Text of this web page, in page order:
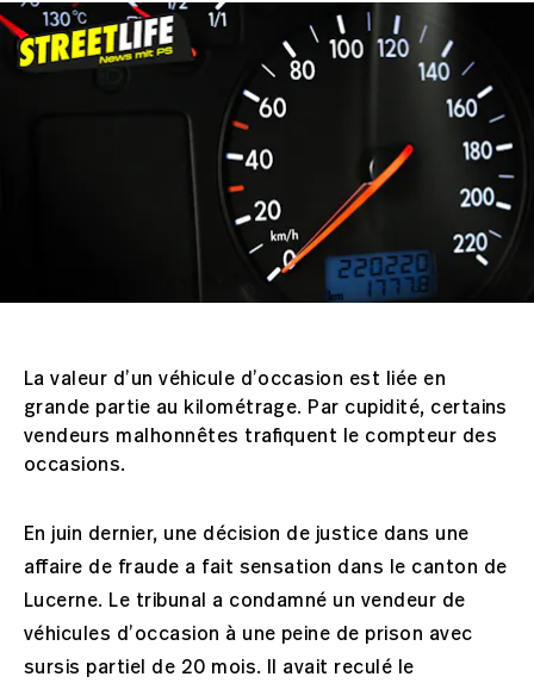
La valeur d’un véhicule d’occasion est liée en
grande partie au kilométrage. Par cupidité, certains
vendeurs malhonnêtes trafiquent le compteur des
occasions.
En juin dernier, une décision de justice dans une
affaire de fraude a fait sensation dans le canton de
Lucerne. Le tribunal a condamné un vendeur de
véhicules d’occasion à une peine de prison avec
sursis partiel de 20 mois. Il avait reculé le